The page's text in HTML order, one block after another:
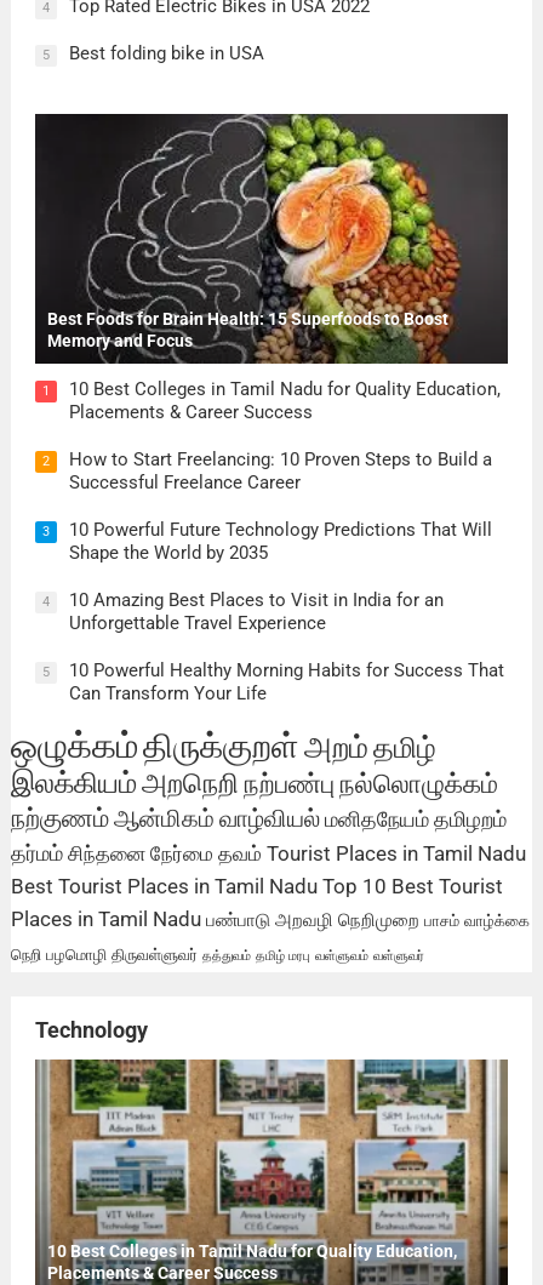
4 Top Rated Electric Bikes in USA 2022
5 Best folding bike in USA
Best Foods for Brain Health: 15 Superfoods to Boost
Memory and Focus
1
10 Best Colleges in Tamil Nadu for Quality Education,
Placements & Career Success
2
How to Start Freelancing: 10 Proven Steps to Build a
Successful Freelance Career
3
10 Powerful Future Technology Predictions That Will
Shape the World by 2035
4
10 Amazing Best Places to Visit in India for an
Unforgettable Travel Experience
5
10 Powerful Healthy Morning Habits for Success That
Can Transform Your Life
ஒழுக்கம்திருக்குறள்அறம்தமிழ்
இலக்கியம்அறநெறி நற்பண்பு நல்லொழுக்கம்
நற்குணம்ஆன்மிகம் வாழ்வியல்மனிதநேயம்தமிழறம்
தர்மம் சிந்தனை நேர்மை தவம் Tourist Places in Tamil Nadu
Best Tourist Places in Tamil Nadu Top 10 Best Tourist
Places in Tamil Nadu பண்பாடு அறவழி நெறிமுறை பாசம் வாழ்க்கை
நெறி பழமொழி திருவள்ளுவர் தத்துவம் தமிழ் மரபு வள்ளுவம் வள்ளுவர்
Technology
10 Best Colleges in Tamil Nadu for Quality Education,
Placements & Career Success